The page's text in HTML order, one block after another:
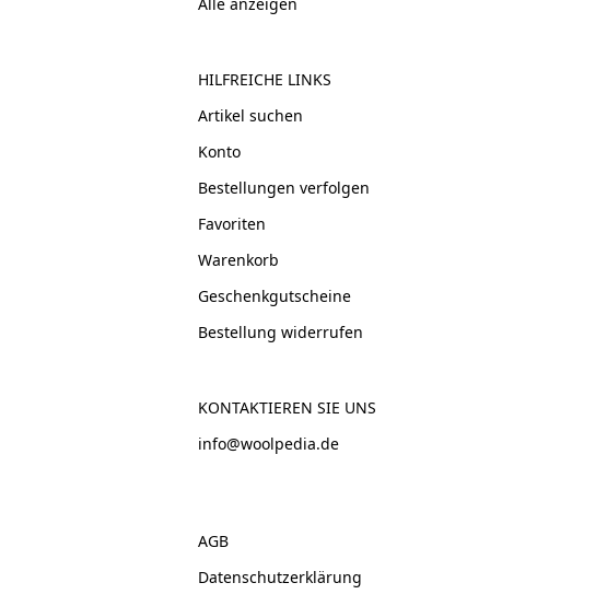
HILFREICHE LINKS
Artikel suchen
Konto
Bestellungen verfolgen
Favoriten
Warenkorb
Geschenkgutscheine
Bestellung widerrufen
KONTAKTIEREN SIE UNS
info@woolpedia.de
AGB
Datenschutzerklärung